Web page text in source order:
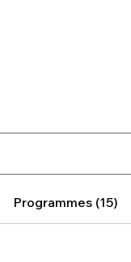
Programmes (15)